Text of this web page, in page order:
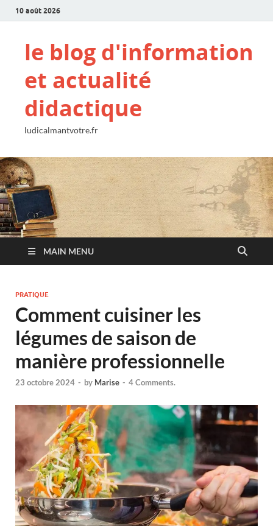
10 août 2026
le blog d'information
et actualité
didactique
ludicalmantvotre.fr
MAIN MENU
PRATIQUE
Comment cuisiner les
légumes de saison de
manière professionnelle
23 octobre 2024 - by Marise - 4 Comments.